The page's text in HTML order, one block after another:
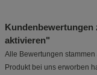
Kundenbewertungen
aktivieren"
Alle Bewertungen
Produkt bei uns erworben